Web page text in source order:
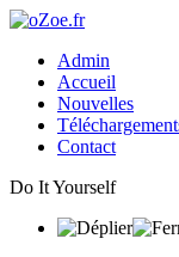
Admin
Accueil
Nouvelles
Contact
Do It Yourself